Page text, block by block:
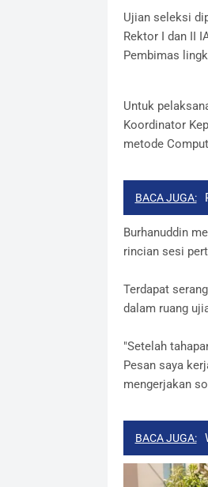
Ujian seleksi
Rektor I dan II
Pembimas
Untuk
Koordinator
metode
BACA JUGA:
Burhanuddin
rincian sesi
Terdapat
dalam ruang
"Setelah
Pesan saya
mengerjakan
BACA JUGA: